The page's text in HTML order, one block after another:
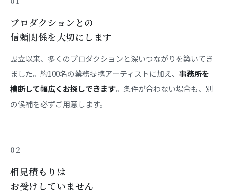
プロダクションとの
信頼関係を大切にします
設立以来、多くのプロダクションと深いつながりを築いてき
ました。約100名の業務提携アーティストに加え、 事務所を
横断して幅広くお探しできます。条件が合わない場合も、別
の候補を必ずご用意します。
02
相見積もりは
お受けしていません